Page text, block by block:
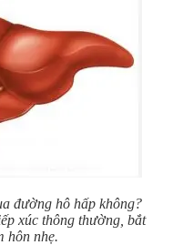
đường hô hấp không?
xúc thông thường, bắt
hôn nhẹ.